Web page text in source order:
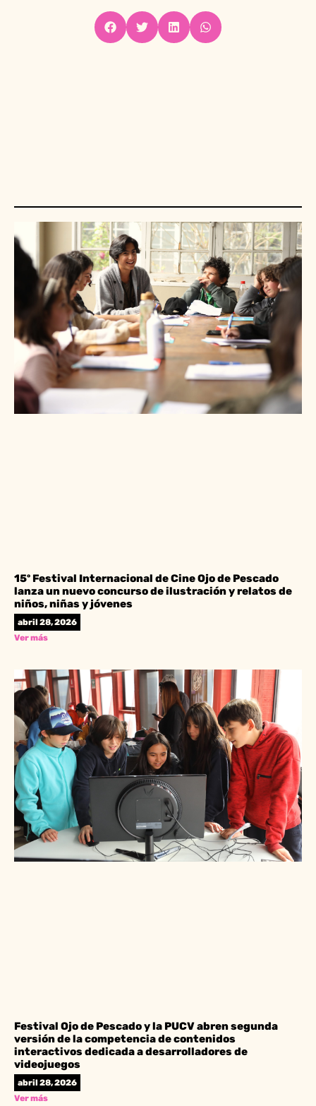
15º Festival Internacional de Cine Ojo de Pescado
lanza un nuevo concurso de ilustración y relatos de
niños, niñas y jóvenes
abril 28, 2026
Ver más
Festival Ojo de Pescado y la PUCV abren segunda
versión de la competencia de contenidos
interactivos dedicada a desarrolladores de
videojuegos
abril 28, 2026
Ver más